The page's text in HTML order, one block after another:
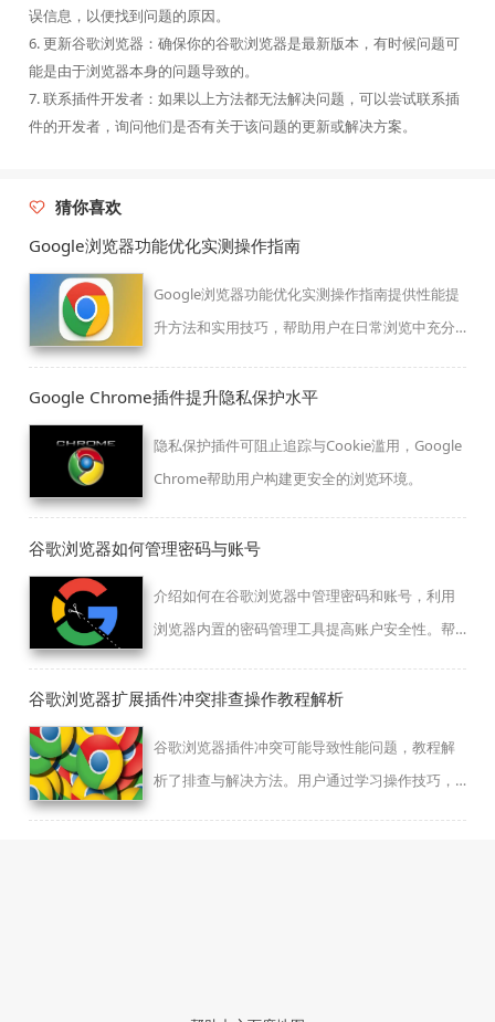
误信息，以便找到问题的原因。
6. 更新谷歌浏览器：确保你的谷歌浏览器是最新版本，有时候问题可
能是由于浏览器本身的问题导致的。
7. 联系插件开发者：如果以上方法都无法解决问题，可以尝试联系插
件的开发者，询问他们是否有关于该问题的更新或解决方案。
猜你喜欢
Google浏览器功能优化实测操作指南
Google浏览器功能优化实测操作指南提供性能提
升方法和实用技巧，帮助用户在日常浏览中充分
Google Chrome插件提升隐私保护水平
隐私保护插件可阻止追踪与Cookie滥用，Google
Chrome帮助用户构建更安全的浏览环境。
谷歌浏览器如何管理密码与账号
介绍如何在谷歌浏览器中管理密码和账号，利用
浏览器内置的密码管理工具提高账户安全性。帮
措施。
谷歌浏览器扩展插件冲突排查操作教程解析
谷歌浏览器插件冲突可能导致性能问题，教程解
析了排查与解决方法。用户通过学习操作技巧，